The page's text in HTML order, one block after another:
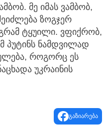
მე იმას ვამბობ,
ზოგჯერ
ტყუილი. ვფიქრობ,
პუტინს ნამდვილად
როგორც ეს
უკრაინის
გაზიარება